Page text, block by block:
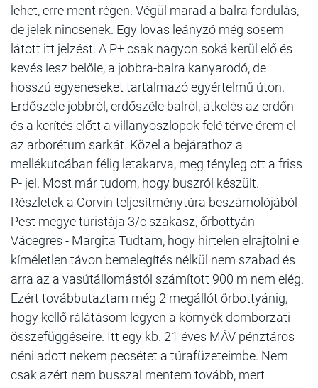
lehet, erre ment régen. Végül marad a balra fordulás,
de jelek nincsenek. Egy lovas leányzó még sosem
látott itt jelzést. A P+ csak nagyon soká kerül elő és
kevés lesz belőle, a jobbra-balra kanyarodó, de
hosszú egyeneseket tartalmazó egyértelmű úton.
Erdőszéle jobbról, erdőszéle balról, átkelés az erdőn
és a kerítés előtt a villanyoszlopok felé térve érem el
az arborétum sarkát. Közel a bejárathoz a
mellékutcában félig letakarva, meg tényleg ott a friss
P- jel. Most már tudom, hogy buszról készült.
Részletek a Corvin teljesítménytúra beszámolójából
Pest megye turistája 3/c szakasz, őrbottyán -
Vácegres - Margita Tudtam, hogy hirtelen elrajtolni e
kíméletlen távon bemelegítés nélkül nem szabad és
arra az a vasútállomástól számított 900 m nem elég.
Ezért továbbutaztam még 2 megállót őrbottyánig,
hogy kellő rálátásom legyen a környék domborzati
összefüggéseire. Itt egy kb. 21 éves MÁV pénztáros
néni adott nekem pecsétet a túrafüzeteimbe. Nem
csak azért nem busszal mentem tovább, mert